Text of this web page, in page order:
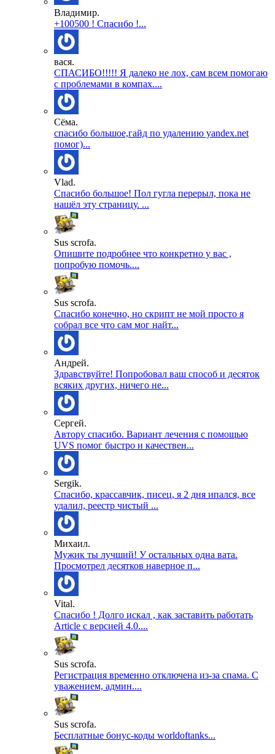
Владимир.
+100500 ! Спасибо !...
вася.
СПАСИБО!!!!! Я далеко не лох, сам всем помогаю
с проблемами в компах....
Сёма.
спасибо большое,гайд по удалению yandex.net
помог)...
Vlad.
Спасибо большое! Пол гугла перерыл, пока не
нашёл эту страницу. ...
Sus scrofa.
Опишите подробнее что конкретно у вас ,
попробую помочь....
Sus scrofa.
Спасибо конечно, но скрипт не мой просто я
собрал все что сам мог найт...
Андрей.
Здравствуйте! Попробовал ваш способ и десяток
всяких других, ничего не...
Сергей.
Автору спасибо. Вариант лечения с помощью
UVS помог быстро и качествен...
Sergik.
Спасибо, крассавчик, писец, я 2 дня ипался, все
удалил, реестр чистый ...
Михаил.
Мужик ты лучший! У остальных одна вата.
Просмотрел десятков наверное п...
Vital.
Спасибо ! Долго искал , как заставить работать
Article с версией 4.0....
Sus scrofa.
Регистрация временно отключена из-за спама. С
уважением, админ....
Sus scrofa.
Бесплатные бонус-коды worldoftanks...